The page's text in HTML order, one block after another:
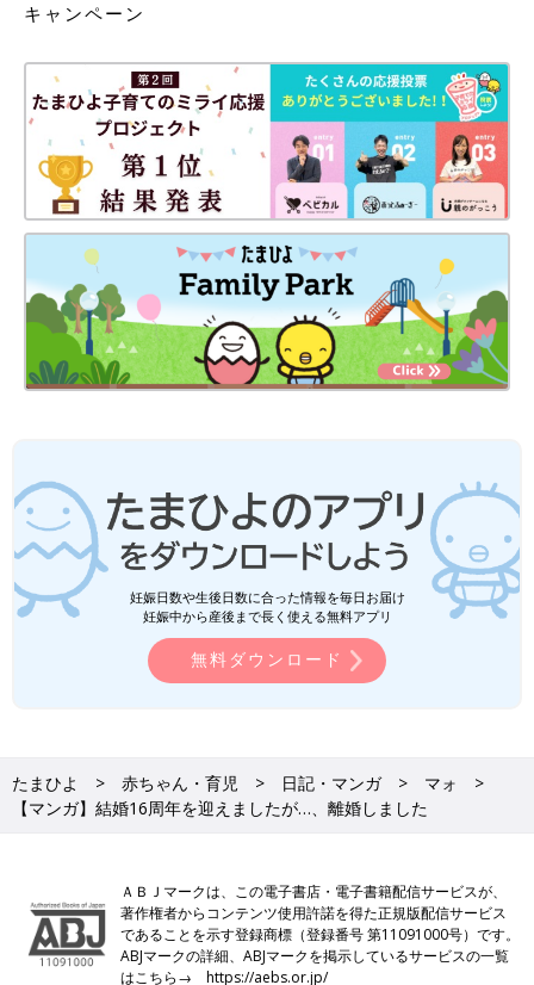
キャンペーン
妊娠日数や生後日数に合った情報を毎日お届け
妊娠中から産後まで長く使える無料アプリ
無料ダウンロード
たまひよ 赤ちゃん・育児 日記・マンガ
マォ
【マンガ】結婚16周年を迎えましたが…、離婚しました
ＡＢＪマークは、この電子書店・電子書籍配信サービスが、
著作権者からコンテンツ使用許諾を得た正規版配信サービス
であることを示す登録商標（登録番号 第11091000号）です。
ABJマークの詳細、ABJマークを掲示しているサービスの一覧
はこちら→https://aebs.or.jp/